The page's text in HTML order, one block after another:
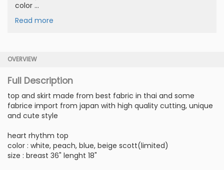
color ...
Read more
OVERVIEW
Full Description
top and skirt made from best fabric in thai and some
fabrice import from japan with high quality cutting, unique
and cute style
heart rhythm top
color : white, peach, blue, beige scott(limited)
size : breast 36" lenght 18"